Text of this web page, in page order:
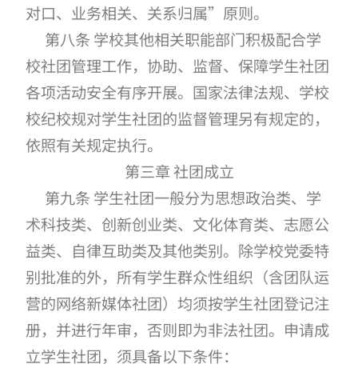
对口、业务相关、关系归属”原则。
第八条 学校其他相关职能部门积极配合学
校社团管理工作，协助、监督、保障学生社团
各项活动安全有序开展。国家法律法规、学校
校纪校规对学生社团的监督管理另有规定的，
依照有关规定执行。
第三章 社团成立
第九条 学生社团一般分为思想政治类、学
术科技类、创新创业类、文化体育类、志愿公
益类、自律互助类及其他类别。除学校党委特
别批准的外，所有学生群众性组织（含团队运
营的网络新媒体社团）均须按学生社团登记注
册，并进行年审，否则即为非法社团。申请成
立学生社团，须具备以下条件：